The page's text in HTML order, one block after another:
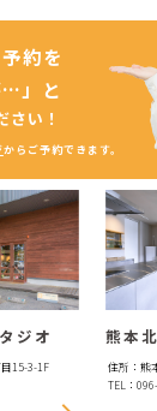
約を
」
と
さい！
からご予約できます。
ジオ
15-3-1F
熊本
住所：熊
TEL：